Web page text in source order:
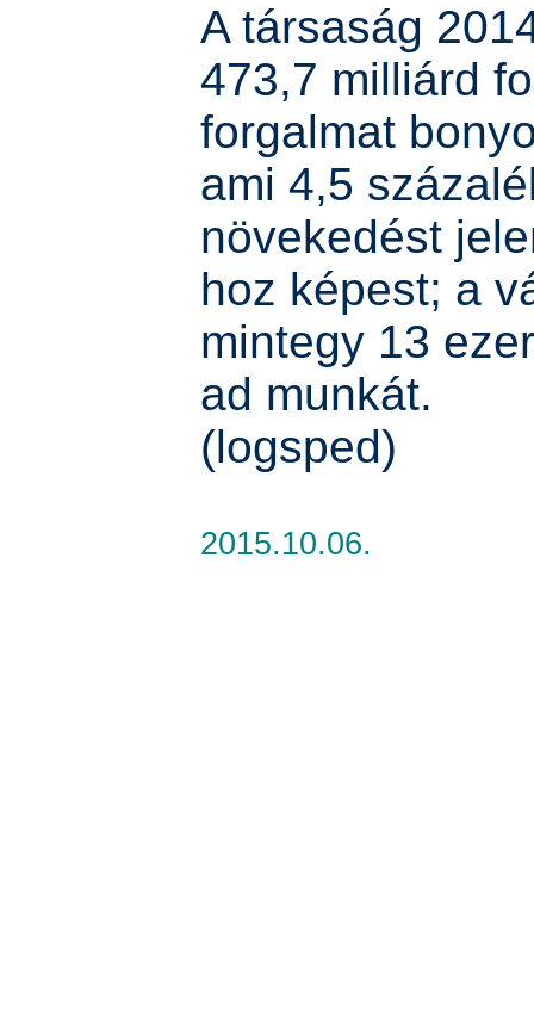
A társaság
473,7 milliárd
forgalmat
ami 4,5
növekedést
hoz képest; a
mintegy 13
ad munkát.
(logsped)
2015.10.06.